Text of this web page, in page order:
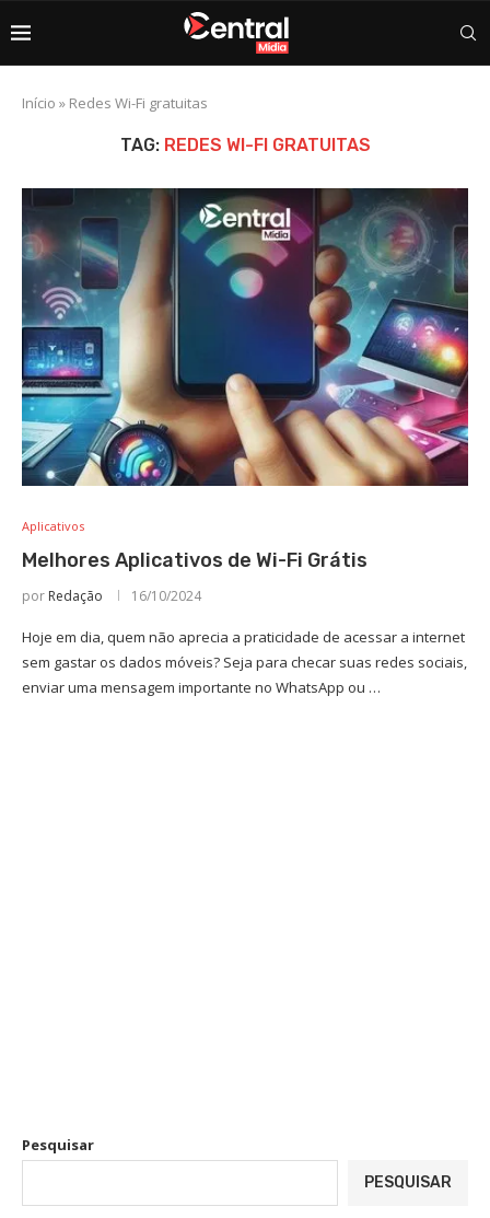
Início » Redes Wi-Fi gratuitas
TAG: REDES WI-FI GRATUITAS
Aplicativos
Melhores Aplicativos de Wi-Fi Grátis
por Redação 16/10/2024
Hoje em dia, quem não aprecia a praticidade de acessar a internet
sem gastar os dados móveis? Seja para checar suas redes sociais,
enviar uma mensagem importante no WhatsApp ou …
Pesquisar
PESQUISAR